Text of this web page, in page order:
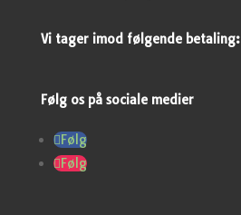
Vi tager imod følgende betaling:
Følg os på sociale medier
Følg
Følg